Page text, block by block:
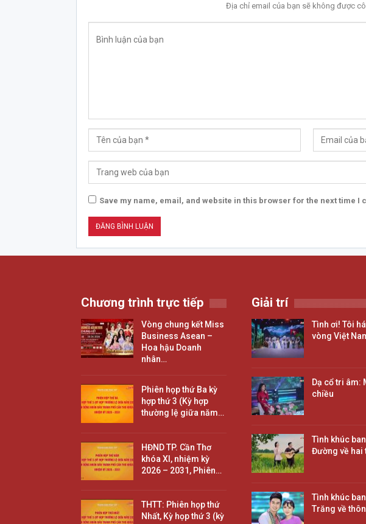
Địa chỉ email của bạn sẽ không được
Save my name, email, and website in this browser for the next time I
Chương trình trực tiếp
Vòng chung kết Miss
Business Asean –
Hoa hậu Doanh
nhân…
Phiên họp thứ Ba kỳ
hợp thứ 3 (Kỳ hợp
thường lệ giữa năm…
HĐND TP. Cần Thơ
khóa XI, nhiệm kỳ
2026 – 2031, Phiên…
THTT: Phiên họp thứ
Nhất, Kỳ họp thứ 3 (kỳ
Giải trí
Tình ơi! Tôi
vòng Việt
Dạ cổ tri âm:
chiều
Tình khúc
Đường về hai
Tình khúc
Trăng về